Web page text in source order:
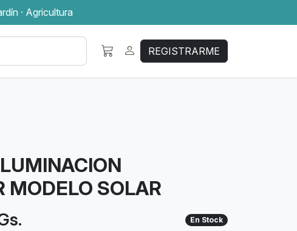
· Agricultura
REGISTRARME
MODELO SOLAR
En Stock